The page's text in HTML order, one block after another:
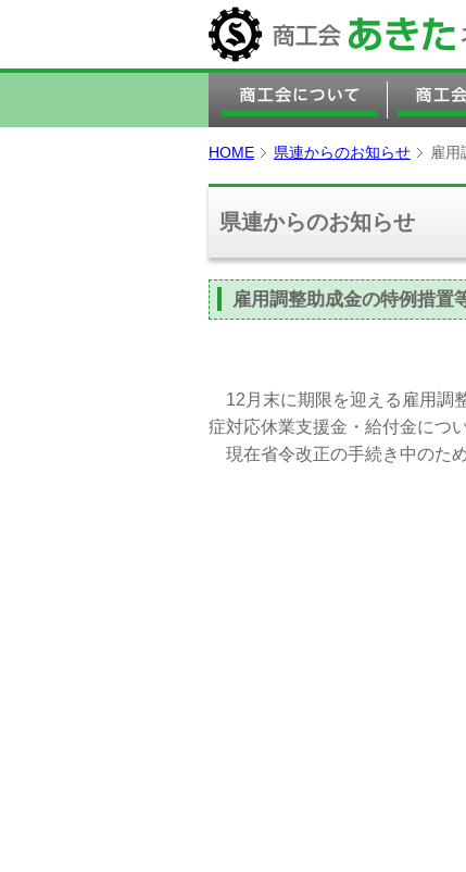
HOME 県連からのお知らせ 雇用
県連からのお知らせ
雇用調整助成金の特例措置
12月末に期限を迎える雇用調
症対応休業支援金・給付金につ
現在省令改正の手続き中のた